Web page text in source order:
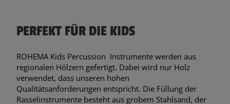
PERFEKT FÜR DIE KIDS
ROHEMA Kids Percussion Instrumente werden aus
regionalen Hölzern gefertigt. Dabei wird nur Holz
verwendet, dass unseren hohen
Qualitätsanforderungen entspricht. Die Füllung der
Rasselinstrumente besteht aus grobem Stahlsand, der